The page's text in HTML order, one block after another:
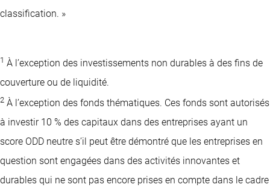
classification. »
1 À l’exception des investissements non durables à des fins de
couverture ou de liquidité.
2 À l’exception des fonds thématiques. Ces fonds sont autorisés
à investir 10 % des capitaux dans des entreprises ayant un
score ODD neutre s’il peut être démontré que les entreprises en
question sont engagées dans des activités innovantes et
durables qui ne sont pas encore prises en compte dans le cadre